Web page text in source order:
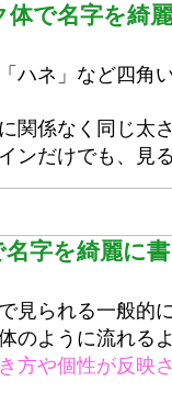
体で名字を綺
ハネ」など四角
関係なく同じ太
ンだけでも、見
名字を綺麗に
見られる一般的
のように流れる
方や個性が反映